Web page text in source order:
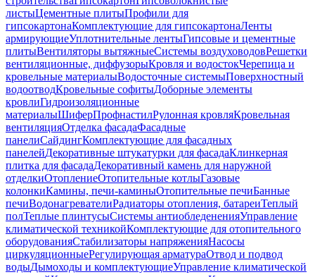
листыЦементные плитыПрофили для
гипсокартонаКомплектующие для гипсокартонаЛенты
армирующиеУплотнительные лентыГипсовые и цементные
плитыВентиляторы вытяжныеСистемы воздуховодовРешетки
вентиляционные, диффузорыКровля и водостокЧерепица и
кровельные материалыВодосточные системыПоверхностный
водоотводКровельные софитыДоборные элементы
кровлиГидроизоляционные
материалыШиферПрофнастилРулонная кровляКровельная
вентиляцияОтделка фасадаФасадные
панелиСайдингКомплектующие для фасадных
панелейДекоративные штукатурки для фасадаКлинкерная
плитка для фасадаДекоративный камень для наружной
отделкиОтоплениеОтопительные котлыГазовые
колонкиКамины, печи-каминыОтопительные печиБанные
печиВодонагревателиРадиаторы отопления, батареиТеплый
полТеплые плинтусыСистемы антиобледененияУправление
климатической техникойКомплектующие для отопительного
оборудованияСтабилизаторы напряженияНасосы
циркуляционныеРегулирующая арматураОтвод и подвод
водыДымоходы и комплектующиеУправление климатической